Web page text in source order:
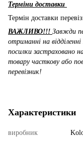
Терміни доставки
Термін доставки
ВАЖЛИВО!!! Завжди
отриманні на
посилки застраховано
товару часткову або
перевізник!
Характеристики
виробник